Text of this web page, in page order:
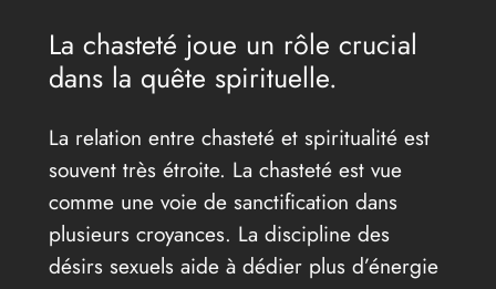
La chasteté joue un rôle crucial
dans la quête spirituelle.
La relation entre chasteté et spiritualité est
souvent très étroite. La chasteté est vue
comme une voie de sanctification dans
plusieurs croyances. La discipline des
désirs sexuels aide à dédier plus d’énergie